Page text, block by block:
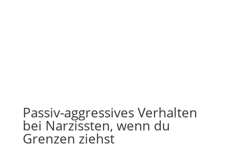
Passiv-aggressives Verhalten
bei Narzissten, wenn du
Grenzen ziehst